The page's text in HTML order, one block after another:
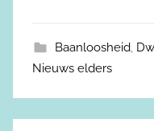
Baanloosheid,
Nieuws elders